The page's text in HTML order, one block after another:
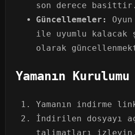
son derece basittir.
Güncellemeler:
ile uyumlu kalacak
olarak
Yamanın Kurulumu
Yamanın indirme
İndirilen dosyayı
talimatları izleyin.